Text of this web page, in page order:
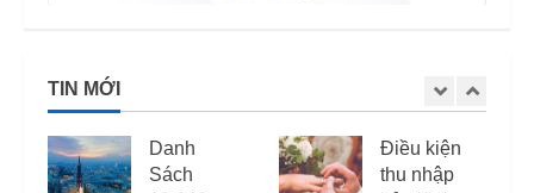
TIN MỚI
Điều kiện
thu nhập
Mức phạt
quá hạn